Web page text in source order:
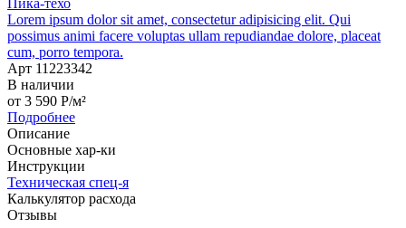
Lorem ipsum dolor sit amet, consectetur adipisicing elit. Qui
possimus animi facere voluptas ullam repudiandae dolore, placeat
cum, porro tempora.
Арт 11223342
В наличии
от 3 590 P/м²
Подробнее
Описание
Основные хар-ки
Инструкции
Техническая спец-я
Калькулятор расхода
Отзывы